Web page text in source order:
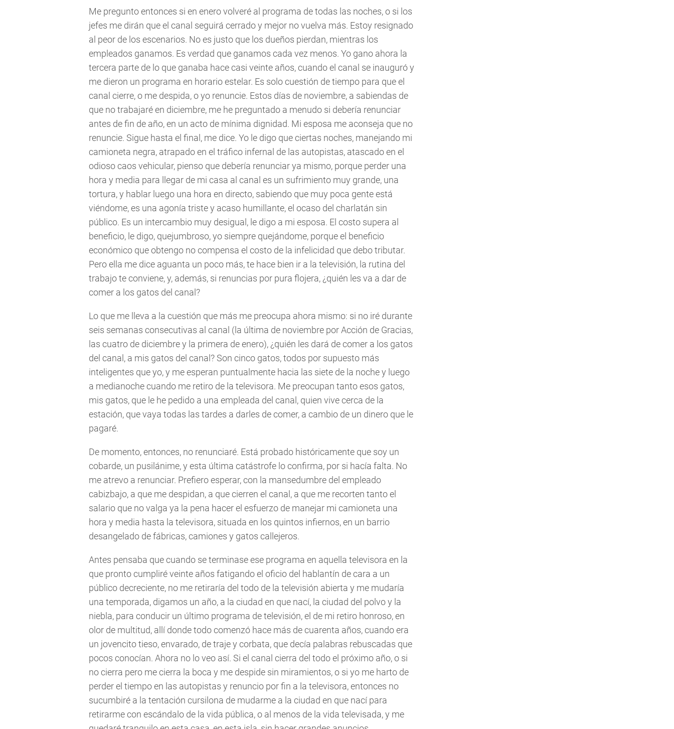
Me pregunto entonces si en enero volveré al programa de todas las noches, o si los
jefes me dirán que el canal seguirá cerrado y mejor no vuelva más. Estoy resignado
al peor de los escenarios. No es justo que los dueños pierdan, mientras los
empleados ganamos. Es verdad que ganamos cada vez menos. Yo gano ahora la
tercera parte de lo que ganaba hace casi veinte años, cuando el canal se inauguró y
me dieron un programa en horario estelar. Es solo cuestión de tiempo para que el
canal cierre, o me despida, o yo renuncie. Estos días de noviembre, a sabiendas de
que no trabajaré en diciembre, me he preguntado a menudo si debería renunciar
antes de fin de año, en un acto de mínima dignidad. Mi esposa me aconseja que no
renuncie. Sigue hasta el final, me dice. Yo le digo que ciertas noches, manejando mi
camioneta negra, atrapado en el tráfico infernal de las autopistas, atascado en el
odioso caos vehicular, pienso que debería renunciar ya mismo, porque perder una
hora y media para llegar de mi casa al canal es un sufrimiento muy grande, una
tortura, y hablar luego una hora en directo, sabiendo que muy poca gente está
viéndome, es una agonía triste y acaso humillante, el ocaso del charlatán sin
público. Es un intercambio muy desigual, le digo a mi esposa. El costo supera al
beneficio, le digo, quejumbroso, yo siempre quejándome, porque el beneficio
económico que obtengo no compensa el costo de la infelicidad que debo tributar.
Pero ella me dice aguanta un poco más, te hace bien ir a la televisión, la rutina del
trabajo te conviene, y, además, si renuncias por pura flojera, ¿quién les va a dar de
comer a los gatos del canal?
Lo que me lleva a la cuestión que más me preocupa ahora mismo: si no iré durante
seis semanas consecutivas al canal (la última de noviembre por Acción de Gracias,
las cuatro de diciembre y la primera de enero), ¿quién les dará de comer a los gatos
del canal, a mis gatos del canal? Son cinco gatos, todos por supuesto más
inteligentes que yo, y me esperan puntualmente hacia las siete de la noche y luego
a medianoche cuando me retiro de la televisora. Me preocupan tanto esos gatos,
mis gatos, que le he pedido a una empleada del canal, quien vive cerca de la
estación, que vaya todas las tardes a darles de comer, a cambio de un dinero que le
pagaré.
De momento, entonces, no renunciaré. Está probado históricamente que soy un
cobarde, un pusilánime, y esta última catástrofe lo confirma, por si hacía falta. No
me atrevo a renunciar. Prefiero esperar, con la mansedumbre del empleado
cabizbajo, a que me despidan, a que cierren el canal, a que me recorten tanto el
salario que no valga ya la pena hacer el esfuerzo de manejar mi camioneta una
hora y media hasta la televisora, situada en los quintos infiernos, en un barrio
desangelado de fábricas, camiones y gatos callejeros.
Antes pensaba que cuando se terminase ese programa en aquella televisora en la
que pronto cumpliré veinte años fatigando el oficio del hablantín de cara a un
público decreciente, no me retiraría del todo de la televisión abierta y me mudaría
una temporada, digamos un año, a la ciudad en que nací, la ciudad del polvo y la
niebla, para conducir un último programa de televisión, el de mi retiro honroso, en
olor de multitud, allí donde todo comenzó hace más de cuarenta años, cuando era
un jovencito tieso, envarado, de traje y corbata, que decía palabras rebuscadas que
pocos conocían. Ahora no lo veo así. Si el canal cierra del todo el próximo año, o si
no cierra pero me cierra la boca y me despide sin miramientos, o si yo me harto de
perder el tiempo en las autopistas y renuncio por fin a la televisora, entonces no
sucumbiré a la tentación cursilona de mudarme a la ciudad en que nací para
retirarme con escándalo de la vida pública, o al menos de la vida televisada, y me